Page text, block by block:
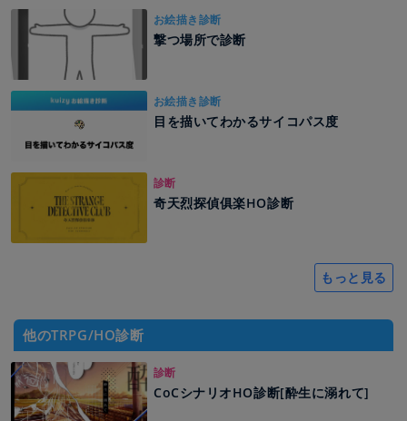
お絵描き診断
撃つ場所で診断
お絵描き診断
目を描いてわかるサイコパス度
診断
奇天烈探偵俱楽HO診断
もっと見る
他のTRPG/HO診断
診断
CoCシナリオHO診断[酔生に溺れて]